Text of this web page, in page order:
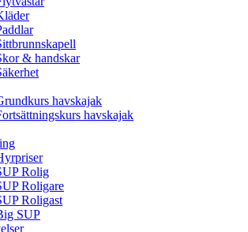
& handskar
havskajak
havskajak
Rolig
Roligare
Roligast
SUP